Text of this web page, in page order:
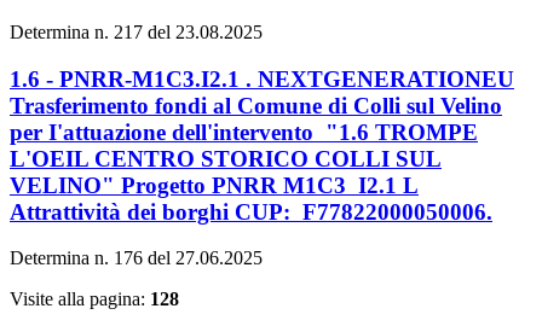
Determina n. 217 del 23.08.2025
1.6 - PNRR-M1C3.I2.1 . NEXTGENERATIONEU
Trasferimento fondi al Comune di Colli sul Velino
per I'attuazione dell'intervento "1.6 TROMPE
L'OEIL CENTRO STORICO COLLI SUL
VELINO" Progetto PNRR M1C3 I2.1 L
Attrattività dei borghi CUP: F77822000050006.
Determina n. 176 del 27.06.2025
Visite alla pagina: 128